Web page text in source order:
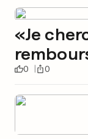
«Je
0 0